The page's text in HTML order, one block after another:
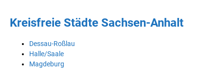
Kreisfreie Städte Sachsen-Anhalt
Dessau-Roßlau
Halle/Saale
Magdeburg